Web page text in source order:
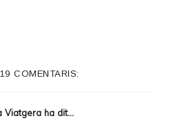
19 COMENTARIS:
Viatgera ha dit...